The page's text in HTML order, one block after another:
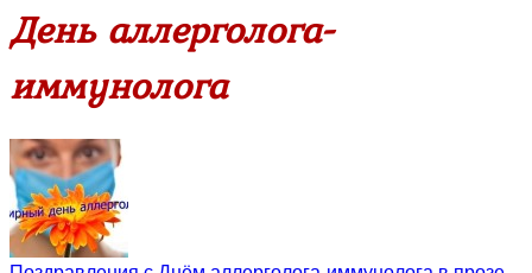
День аллерголога-
иммунолога